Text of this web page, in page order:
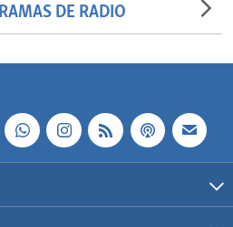
DE RADIO